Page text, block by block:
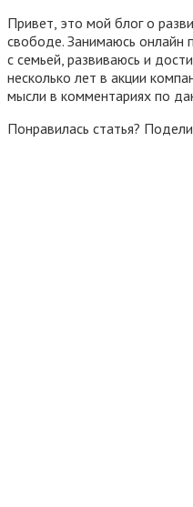
Привет, это мой блог о
свободе. Занимаюсь онлайн
с семьей, развиваюсь и
несколько лет в акции
мысли в комментариях по
Понравилась статья?